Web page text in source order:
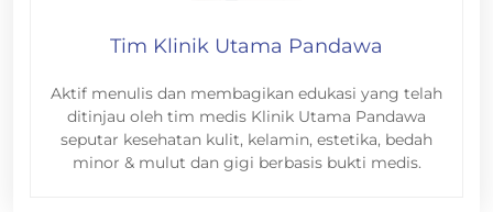
Tim Klinik Utama Pandawa
Aktif menulis dan membagikan edukasi yang telah
ditinjau oleh tim medis Klinik Utama Pandawa
seputar kesehatan kulit, kelamin, estetika, bedah
minor & mulut dan gigi berbasis bukti medis.